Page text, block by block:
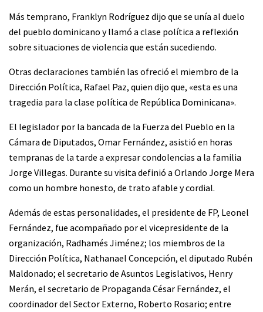
Más temprano, Franklyn Rodríguez dijo que se unía al duelo
del pueblo dominicano y llamó a clase política a reflexión
sobre situaciones de violencia que están sucediendo.
Otras declaraciones también las ofreció el miembro de la
Dirección Política, Rafael Paz, quien dijo que, «esta es una
tragedia para la clase política de República Dominicana».
El legislador por la bancada de la Fuerza del Pueblo en la
Cámara de Diputados, Omar Fernández, asistió en horas
tempranas de la tarde a expresar condolencias a la familia
Jorge Villegas. Durante su visita definió a Orlando Jorge Mera
como un hombre honesto, de trato afable y cordial.
Además de estas personalidades, el presidente de FP, Leonel
Fernández, fue acompañado por el vicepresidente de la
organización, Radhamés Jiménez; los miembros de la
Dirección Política, Nathanael Concepción, el diputado Rubén
Maldonado; el secretario de Asuntos Legislativos, Henry
Merán, el secretario de Propaganda César Fernández, el
coordinador del Sector Externo, Roberto Rosario; entre